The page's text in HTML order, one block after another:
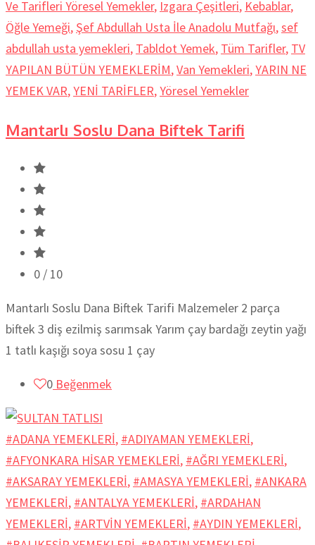
Ve Tarifleri Yöresel Yemekler, Izgara Çeşitleri, Kebablar,
Öğle Yemeği, Şef Abdullah Usta İle Anadolu Mutfağı,sef
abdullah usta yemekleri, Tabldot Yemek, Tüm Tarifler, TV
YAPILAN BÜTÜN YEMEKLERİM,Van Yemekleri,YARIN NE
YEMEK VAR,YENİ TARİFLER,Yöresel Yemekler
Mantarlı Soslu Dana Biftek Tarifi
0 / 10
Mantarlı Soslu Dana Biftek Tarifi Malzemeler 2 parça
biftek 3 diş ezilmiş sarımsak Yarım çay bardağı zeytin yağı
1 tatlı kaşığı soya sosu 1 çay
0 Beğenmek
#ADANA YEMEKLERİ, #ADIYAMAN YEMEKLERİ,
#AFYONKARA HİSAR YEMEKLERİ, #AĞRI YEMEKLERİ,
#AKSARAY YEMEKLERİ, #AMASYA YEMEKLERİ, #ANKARA
YEMEKLERİ, #ANTALYA YEMEKLERİ, #ARDAHAN
YEMEKLERİ, #ARTVİN YEMEKLERİ, #AYDIN YEMEKLERİ,